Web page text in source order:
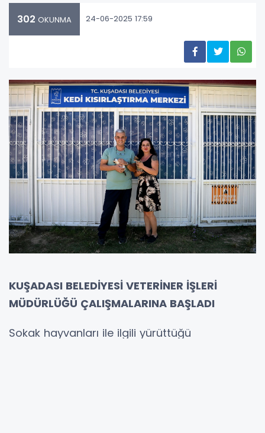
302 OKUNMA 24-06-2025 17:59
KUŞADASI BELEDİYESİ VETERİNER İŞLERİ
MÜDÜRLÜĞÜ ÇALIŞMALARINA BAŞLADI
Sokak hayvanları ile ilgili yürüttüğü